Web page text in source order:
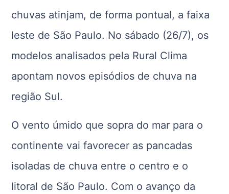
chuvas atinjam, de forma pontual, a faixa
leste de São Paulo. No sábado (26/7), os
modelos analisados pela Rural Clima
apontam novos episódios de chuva na
região Sul.
O vento úmido que sopra do mar para o
continente vai favorecer as pancadas
isoladas de chuva entre o centro e o
litoral de São Paulo. Com o avanço da